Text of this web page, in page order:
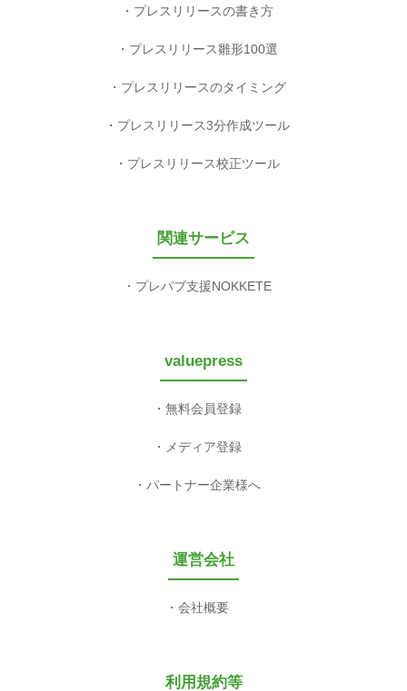
プレスリリースの書き方
プレスリリース雛形100選
プレスリリースのタイミング
プレスリリース3分作成ツール
プレスリリース校正ツール
関連サービス
プレパブ支援NOKKETE
valuepress
無料会員登録
メディア登録
パートナー企業様へ
運営会社
会社概要
利用規約等